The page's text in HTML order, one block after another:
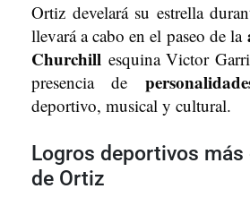
Ortiz develará su estrella
llevará a cabo en el paseo de la
Churchill esquina Victor
presencia de
deportivo, musical y cultural.
Logros deportivos más
de Ortiz